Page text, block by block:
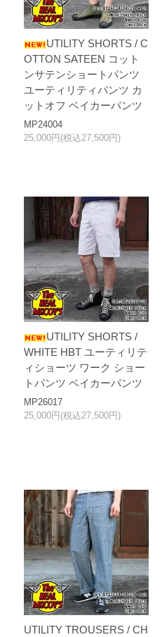
UTILITY SHORTS / C
OTTON SATEEN コット
ンサテンショートパンツ
ユーティリティパンツ カ
ットオフ ベイカーパンツ
MP24004
25,000円(税込27,500円)
UTILITY SHORTS /
WHITE HBT ユーティリテ
ィショーツ ワーク ショー
トパンツ ベイカーパンツ
MP26017
25,000円(税込27,500円)
UTILITY TROUSERS / CH